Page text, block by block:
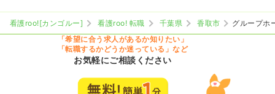
看護roo![カンゴルー] 看護roo! 転職 千葉県 香取市
グループホ
「希望に合う求人があるか知りたい」
「転職するかどうか迷っている」など
お気軽にご相談ください